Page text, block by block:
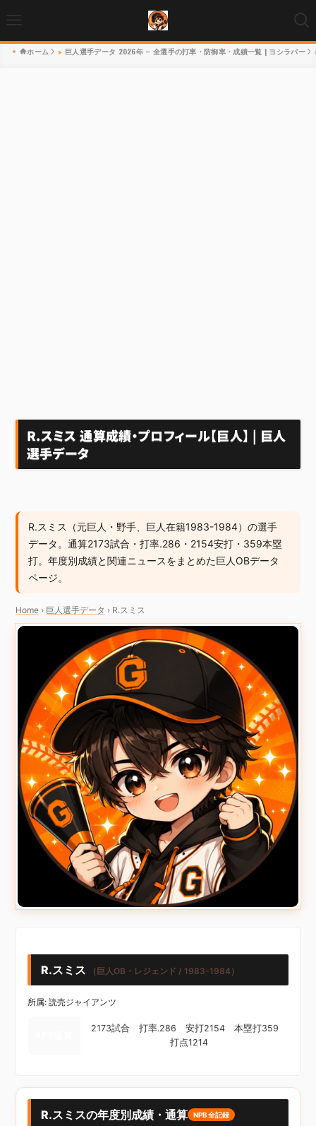
ホーム 巨人選手データ 2026年 – 全選手の打率・防御率・成績一覧 | ヨシラバー
R.スミス 通算成績・プロフィール【巨人】 | 巨人
選手データ
R.スミス（元巨人・野手、巨人在籍1983-1984）の選手
データ。通算2173試合・打率.286・2154安打・359本塁
打。年度別成績と関連ニュースをまとめた巨人OBデータ
ページ。
Home › 巨人選手データ › R.スミス
R.スミス （巨人OB・レジェンド / 1983-1984）
所属: 読売ジャイアンツ
2173試合 打率.286 安打2154 本塁打359
打点1214
R.スミスの年度別成績・通算 NPB全記録